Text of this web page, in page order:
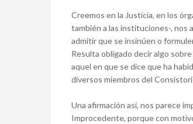
Creemos en la Justicia, en los
también a las instituciones-, nos
admitir que se insinúen o
Resulta obligado decir algo
aquel en que se dice que ha
diversos miembros del
Una afirmación así, nos parece
Improcedente, porque con